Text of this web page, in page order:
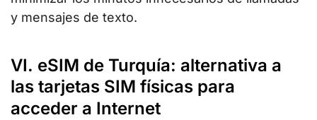
y mensajes de texto.
VI. eSIM de Turquía: alternativa a
las tarjetas SIM físicas para
acceder a Internet